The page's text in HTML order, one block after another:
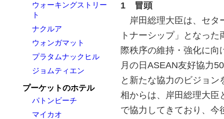
ウォーキングストリー
ト
ナクルア
ウォンガマット
プラタムナックヒル
ジョムティエン
プーケットのホテル
パトンビーチ
マイカオ
1 冒頭
岸田総理大臣は、セタ
トナーシップ」となっ
際秩序の維持・強化に
月の日ASEAN友好協力
と新たな協力のビジョ
相からは、岸田総理大臣
で協力してきており、今